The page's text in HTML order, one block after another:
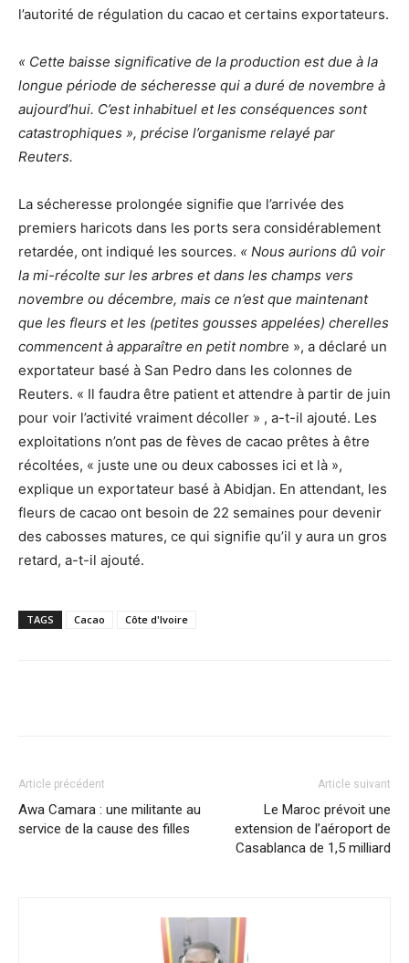
l’autorité de régulation du cacao et certains exportateurs.
« Cette baisse significative de la production est due à la
longue période de sécheresse qui a duré de novembre à
aujourd’hui. C’est inhabituel et les conséquences sont
catastrophiques », précise l’organisme relayé par
Reuters.
La sécheresse prolongée signifie que l’arrivée des
premiers haricots dans les ports sera considérablement
retardée, ont indiqué les sources. « Nous aurions dû voir
la mi-récolte sur les arbres et dans les champs vers
novembre ou décembre, mais ce n’est que maintenant
que les fleurs et les (petites gousses appelées) cherelles
commencent à apparaître en petit nombre », a déclaré un
exportateur basé à San Pedro dans les colonnes de
Reuters. « Il faudra être patient et attendre à partir de juin
pour voir l’activité vraiment décoller » , a-t-il ajouté. Les
exploitations n’ont pas de fèves de cacao prêtes à être
récoltées, « juste une ou deux cabosses ici et là »,
explique un exportateur basé à Abidjan. En attendant, les
fleurs de cacao ont besoin de 22 semaines pour devenir
des cabosses matures, ce qui signifie qu’il y aura un gros
retard, a-t-il ajouté.
TAGS Cacao Côte d'Ivoire
Article précédent
Awa Camara : une militante au
service de la cause des filles
Article suivant
Le Maroc prévoit une
extension de l’aéroport de
Casablanca de 1,5 milliard